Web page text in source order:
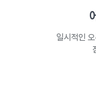
일시적인